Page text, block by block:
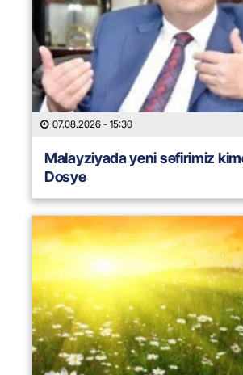
07.08.2026 - 15:30
Malayziyada yeni səfirimiz
Dosye